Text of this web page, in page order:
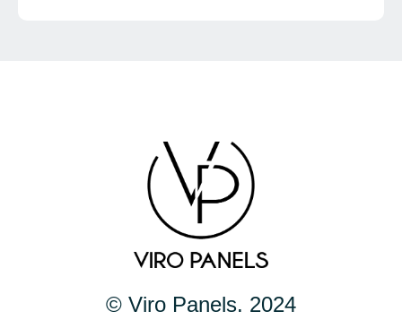
© Viro Panels. 2024